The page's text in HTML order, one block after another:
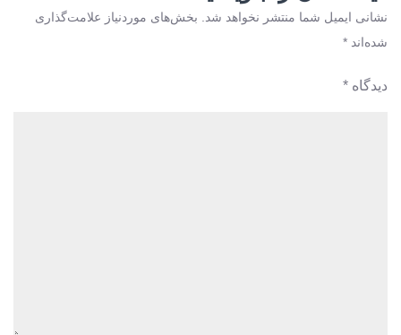
نشانی ایمیل شما منتشر نخواهد شد.
بخش‌های موردنیاز علامت‌گذاری
شده‌اند *
دیدگاه *